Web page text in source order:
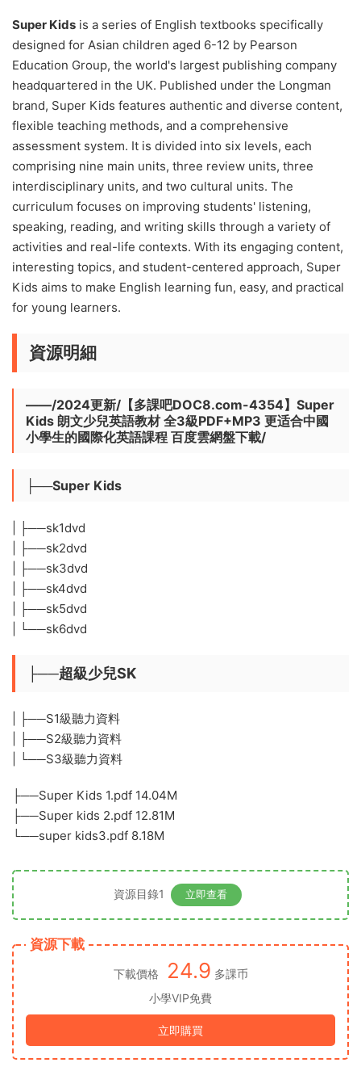
Super Kids is a series of English textbooks specifically
designed for Asian children aged 6-12 by Pearson
Education Group, the world's largest publishing company
headquartered in the UK. Published under the Longman
brand, Super Kids features authentic and diverse content,
flexible teaching methods, and a comprehensive
assessment system. It is divided into six levels, each
comprising nine main units, three review units, three
interdisciplinary units, and two cultural units. The
curriculum focuses on improving students' listening,
speaking, reading, and writing skills through a variety of
activities and real-life contexts. With its engaging content,
interesting topics, and student-centered approach, Super
Kids aims to make English learning fun, easy, and practical
for young learners.
資源明細
——/2024更新/【多課吧DOC8.com-4354】Super
Kids 朗文少兒英語教材 全3級PDF+MP3 更适合中國
小學生的國際化英語課程 百度雲網盤下載/
├──Super Kids
| ├──sk1dvd
| ├──sk2dvd
| ├──sk3dvd
| ├──sk4dvd
| ├──sk5dvd
| └──sk6dvd
├──超級少兒SK
| ├──S1級聽力資料
| ├──S2級聽力資料
| └──S3級聽力資料
├──Super Kids 1.pdf 14.04M
├──Super kids 2.pdf 12.81M
└──super kids3.pdf 8.18M
資源目錄1 立即查看
資源下載
下載價格 24.9 多課币
小學VIP免費
立即購買